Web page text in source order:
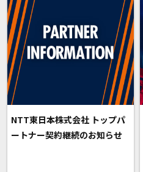
NTT東日本株式会社 トップパ
ートナー契約継続のお知らせ